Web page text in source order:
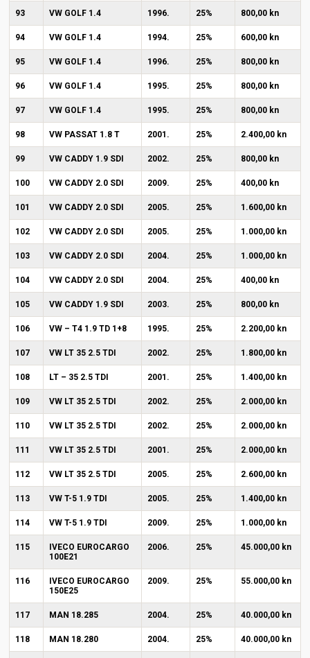
93 VW GOLF 1.4 1996. 25% 800,00 kn
94 VW GOLF 1.4 1994. 25% 600,00 kn
95 VW GOLF 1.4 1996. 25% 800,00 kn
96 VW GOLF 1.4 1995. 25% 800,00 kn
97 VW GOLF 1.4 1995. 25% 800,00 kn
98 VW PASSAT 1.8 T 2001. 25% 2.400,00 kn
99 VW CADDY 1.9 SDI 2002. 25% 800,00 kn
100 VW CADDY 2.0 SDI 2009. 25% 400,00 kn
101 VW CADDY 2.0 SDI 2005. 25% 1.600,00 kn
102 VW CADDY 2.0 SDI 2005. 25% 1.000,00 kn
103 VW CADDY 2.0 SDI 2004. 25% 1.000,00 kn
104 VW CADDY 2.0 SDI 2004. 25% 400,00 kn
105 VW CADDY 1.9 SDI 2003. 25% 800,00 kn
106 VW – T4 1.9 TD 1+8 1995. 25% 2.200,00 kn
107 VW LT 35 2.5 TDI 2002. 25% 1.800,00 kn
108 LT – 35 2.5 TDI 2001. 25% 1.400,00 kn
109 VW LT 35 2.5 TDI 2002. 25% 2.000,00 kn
110 VW LT 35 2.5 TDI 2002. 25% 2.000,00 kn
111 VW LT 35 2.5 TDI 2001. 25% 2.000,00 kn
112 VW LT 35 2.5 TDI 2005. 25% 2.600,00 kn
113 VW T-5 1.9 TDI 2005. 25% 1.400,00 kn
114 VW T-5 1.9 TDI 2009. 25% 1.000,00 kn
115
IVECO EUROCARGO
100E21
2006. 25% 45.000,00 kn
116
IVECO EUROCARGO
150E25
2009. 25% 55.000,00 kn
117 MAN 18.285 2004. 25% 40.000,00 kn
118 MAN 18.280 2004. 25% 40.000,00 kn